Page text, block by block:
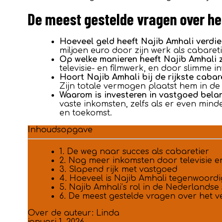
De meest gestelde vragen over
Hoeveel geld heeft Najib Amhali
miljoen euro door zijn werk als
Op welke manieren heeft Najib Amhali
televisie- en filmwerk, en door slimme
Hoort Najib Amhali bij de rijkste
Zijn totale vermogen plaatst hem in
Waarom is investeren in vastgoed
vaste inkomsten, zelfs als er even
en toekomst.
Inhoudsopgave
1. De weg naar succes als cabaretier
2. Nog meer inkomsten door televisie
3. Slapend rijk met vastgoed
4. Hoeveel is Najib Amhali
5. Najib Amhali’s rol in de Nederlandse
6. De meest gestelde vragen over het
Over de auteur: Linda